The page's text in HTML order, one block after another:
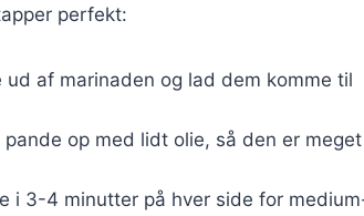
perfekt:
ud af marinaden og lad dem komme til
pande op med lidt olie, så den er
i 3-4 minutter på hver side for